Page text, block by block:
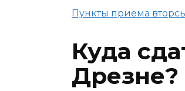
Пункты приема
Куда
Дрезне?